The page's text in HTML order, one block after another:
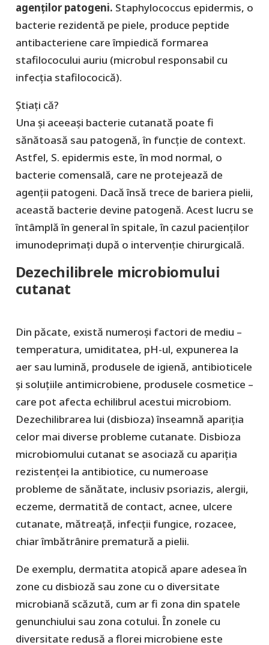
agenților patogeni. Staphylococcus epidermis, o
bacterie rezidentă pe piele, produce peptide
antibacteriene care împiedică formarea
stafilococului auriu (microbul responsabil cu
infecția stafilococică).
Știați că?
Una și aceeași bacterie cutanată poate fi
sănătoasă sau patogenă, în funcție de context.
Astfel, S. epidermis este, în mod normal, o
bacterie comensală, care ne protejează de
agenții patogeni. Dacă însă trece de bariera pielii,
această bacterie devine patogenă. Acest lucru se
întâmplă în general în spitale, în cazul pacienților
imunodeprimați după o intervenție chirurgicală.
Dezechilibrele microbiomului
cutanat
Din păcate, există numeroși factori de mediu –
temperatura, umiditatea, pH-ul, expunerea la
aer sau lumină, produsele de igienă, antibioticele
și soluțiile antimicrobiene, produsele cosmetice –
care pot afecta echilibrul acestui microbiom.
Dezechilibrarea lui (disbioza) înseamnă apariția
celor mai diverse probleme cutanate. Disbioza
microbiomului cutanat se asociază cu apariția
rezistenței la antibiotice, cu numeroase
probleme de sănătate, inclusiv psoriazis, alergii,
eczeme, dermatită de contact, acnee, ulcere
cutanate, mătreață, infecții fungice, rozacee,
chiar îmbătrânire prematură a pielii.
De exemplu, dermatita atopică apare adesea în
zone cu disbioză sau zone cu o diversitate
microbiană scăzută, cum ar fi zona din spatele
genunchiului sau zona cotului. În zonele cu
diversitate redusă a florei microbiene este